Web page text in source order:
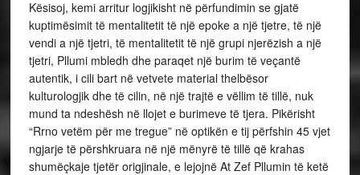
Kësisoj, kemi arritur logjikisht në përfundimin se gjatë
kuptimësimit të mentalitetit të një epoke a një tjetre, të një
vendi a një tjetri, të mentalitetit të një grupi njerëzish a një
tjetri, Pllumi mbledh dhe paraqet një burim të veçantë
autentik, i cili bart në vetvete material thelbësor
kulturologjik dhe të cilin, në një trajtë e vëllim të tillë, nuk
mund ta ndeshësh në llojet e burimeve të tjera. Pikërisht
“Rrno vetëm për me tregue” në optikën e tij përfshin 45 vjet
ngjarje të përshkruara në një mënyrë të tillë që krahas
shumëçkaje tjetër origjinale, e lejojnë At Zef Pllumin të ketë